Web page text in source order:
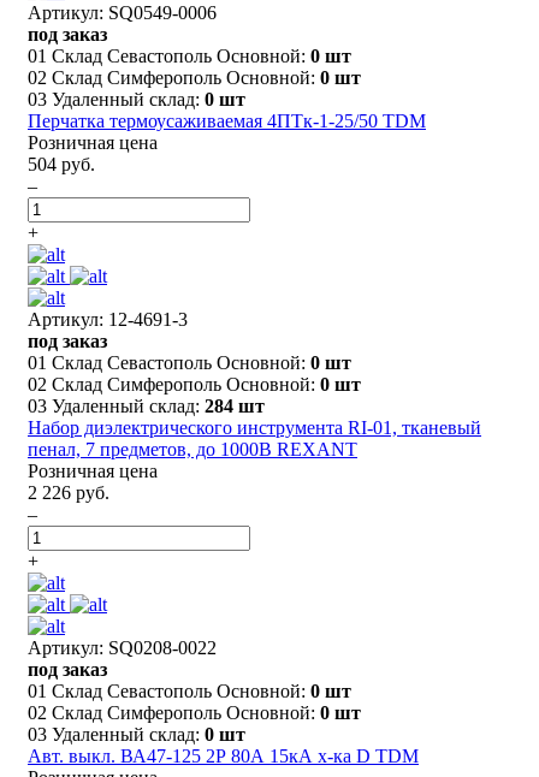
Артикул: SQ0549-0006
под заказ
01 Склад Севастополь Основной: 0 шт
02 Склад Симферополь Основной: 0 шт
03 Удаленный склад: 0 шт
Перчатка термоусаживаемая 4ПТк-1-25/50 TDM
Розничная цена
504 руб.
–
+
Артикул: 12-4691-3
под заказ
01 Склад Севастополь Основной: 0 шт
02 Склад Симферополь Основной: 0 шт
03 Удаленный склад: 284 шт
Набор диэлектрического инструмента RI-01, тканевый
пенал, 7 предметов, до 1000В REXANT
Розничная цена
2 226 руб.
–
+
Артикул: SQ0208-0022
под заказ
01 Склад Севастополь Основной: 0 шт
02 Склад Симферополь Основной: 0 шт
03 Удаленный склад: 0 шт
Авт. выкл. ВА47-125 2Р 80А 15кА х-ка D TDM